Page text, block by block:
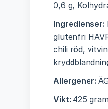
0,6 g,
Ingredienser:
glutenfri
chili röd,
Allergener:
Vikt: 425